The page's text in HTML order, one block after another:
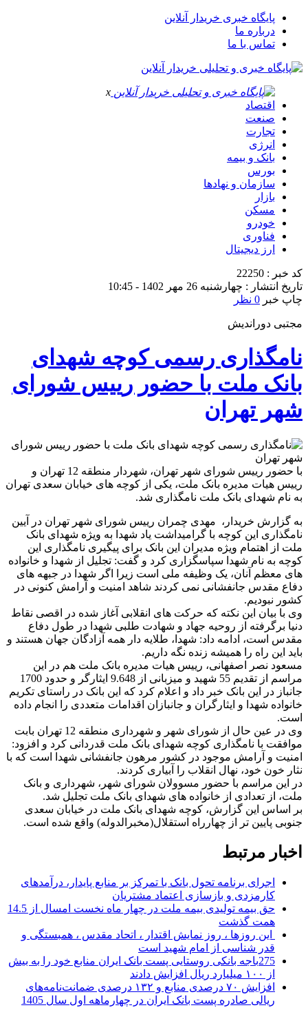
پایگاه خبری خریدار آنلاین
درباره ما
تماس با ما
x
اقتصاد
صنعت
تجارت
انرژی
بانک و بیمه
بورس
سازمان و نهادها
بازار
مسکن
خودرو
فناوری
ارز دیجیتال
کد خبر : 22250
تاریخ انتشار : چهارشنبه 26 مهر 1402 - 10:45
چاپ خبر 0 نظر
مجتبی دوراندیش
نامگذاری رسمی کوچه شهدای
بانک ملت با حضور رییس شورای
شهر تهران
با حضور رییس شورای شهر تهران، شهردار منطقه 12 تهران و
رییس هیات مدیره بانک ملت، یکی از کوچه های خیابان سعدی تهران
به نام شهدای بانک ملت نامگذاری شد.
به گزارش خریدار، مهدی چمران رییس شورای شهر تهران در آیین
نامگذاری این کوچه با گرامیداشت یاد شهدا به ویژه شهدای بانک
ملت از اهتمام ویژه مدیران این بانک برای پیگیری نامگذاری این
کوچه به نام شهدا سپاسگزاری کرد و گفت: تجلیل از شهدا و خانواده
های معظم آنان، یک وظیفه ملی است زیرا اگر شهدا در جبهه های
دفاع مقدس جانفشانی نمی کردند شاهد امنیت و آرامش کنونی در
کشور نبودیم.
وی با بیان این نکته که حرکت های انقلابی آغاز شده در اقصی نقاط
دنیا برگرفته از روحیه جهاد و شهادت طلبی شهدا در طول دفاع
مقدس است، ادامه داد: شهدا، طلایه دار همه آزادگان جهان هستند و
باید این راه را همیشه زنده نگه داریم.
مسعود نصر اصفهانی، رییس هیات مدیره بانک ملت هم در این
مراسم از تقدیم 55 شهید و میزبانی از 9.648 ایثارگر و حدود 1700
جانباز در این بانک خبر داد و اعلام کرد که این بانک در راستای تکریم
خانواده شهدا و ایثارگران و جانبازان اقدامات متعددی را انجام داده
است.
وی در عین حال از شورای شهر و شهرداری منطقه 12 تهران بابت
موافقت با نامگذاری کوچه شهدای بانک ملت قدردانی کرد و افزود:
امنیت و آرامش موجود در کشور مرهون جانفشانی شهدا است که با
نثار خون خود، نهال انقلاب را آبیاری کردند.
در این مراسم با حضور مسوولان شورای شهر، شهرداری و بانک
ملت، از تعدادی از خانواده های شهدای بانک ملت تجلیل شد.
بر اساس این گزارش، کوچه شهدای بانک ملت در خیابان سعدی
جنوبی پایین تر از چهارراه استقلال(مخبرالدوله) واقع شده است.
اخبار مرتبط
اجرای برنامه تحول بانک با تمرکز بر منابع پایدار، درآمدهای
کارمزدی و بازسازی اعتماد مشتریان
حق بیمه تولیدی بیمه ملت در چهار ماه نخست امسال از 14.5
همت گذشت
این روزها ، روز نمایش اقتدار ، اتحاد مقدس ، همبستگی و
قدر شناسی از امام شهید است
275باجه بانکی روستایی پست بانک ایران منابع خود را به بیش
از ۱۰۰ میلیارد ریال افزایش دادند
افزایش ۷۰ درصدی منابع و ۱۳۲ درصدی ضمانت‌نامه‌های
ریالی صادره پست بانک ایران در چهارماهه اول سال 1405